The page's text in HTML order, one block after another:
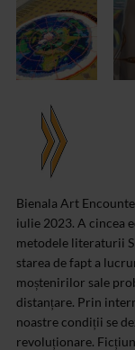
Bienala Art
iulie 2023. A cincea
metodele literaturii
starea de fapt a
moștenirilor sale
distanțare. Prin
noastre condiții se
revoluționare.